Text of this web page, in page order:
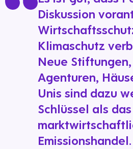
Diskussion
Klimaschutz
Neue
Agenturen,
Unis sind dazu
Schlüssel als das
Emissionshandel.